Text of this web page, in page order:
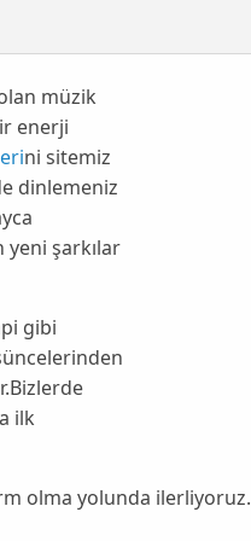
müzik
enerji
ni sitemiz
dinlemeniz
şarkılar
gibi
ilk
olma yolunda ilerliyoruz.